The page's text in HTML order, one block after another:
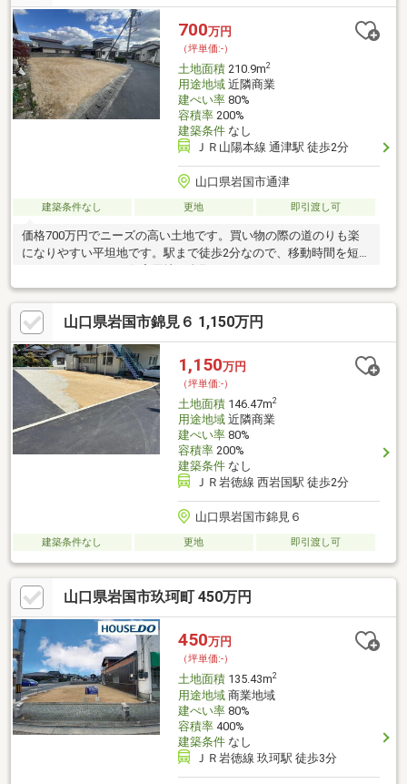
700万円
（坪単価:-）
土地面積210.9m2
用途地域近隣商業
建ぺい率80%
容積率200%
建築条件なし
ＪＲ山陽本線 通津駅 徒歩2分
山口県岩国市通津
建築条件なし 更地 即引渡し可
価格700万円でニーズの高い土地です。買い物の際の道のりも楽
になりやすい平坦地です。駅まで徒歩2分なので、移動時間を短縮
うか。建築条件なしなので、好きな業者や間取りを自分で選ぶこ
とができます。コチラの土地は売地となっており、土地購入予定
の方にお勧めです。近隣住宅地の住民の利便性のために、店舗な
どがメインで建てられる近隣商業地域。
山口県岩国市錦見６ 1,150万円
1,150万円
（坪単価:-）
土地面積146.47m2
用途地域近隣商業
建ぺい率80%
容積率200%
建築条件なし
ＪＲ岩徳線 西岩国駅 徒歩2分
山口県岩国市錦見６
建築条件なし 更地 即引渡し可
山口県岩国市玖珂町 450万円
450万円
（坪単価:-）
土地面積135.43m2
用途地域商業地域
建ぺい率80%
容積率400%
建築条件なし
ＪＲ岩徳線 玖珂駅 徒歩3分